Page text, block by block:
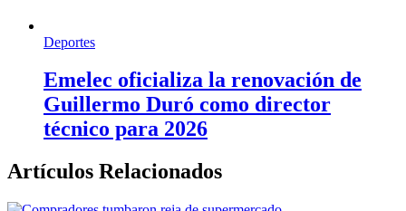
Deportes
Emelec oficializa la renovación de
Guillermo Duró como director
técnico para 2026
Artículos Relacionados